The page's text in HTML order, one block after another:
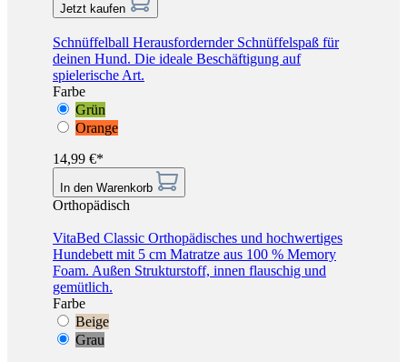
Jetzt kaufen
Schnüffelball Herausfordernder Schnüffelspaß für
deinen Hund. Die ideale Beschäftigung auf
spielerische Art.
Farbe
Grün
Orange
14,99 €*
In den Warenkorb
Orthopädisch
VitaBed Classic Orthopädisches und hochwertiges
Hundebett mit 5 cm Matratze aus 100 % Memory
Foam. Außen Strukturstoff, innen flauschig und
gemütlich.
Farbe
Beige
Grau